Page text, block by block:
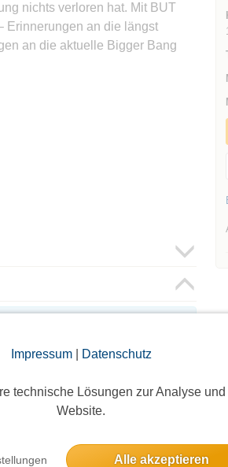
Impressum| Datenschutz
technische Lösungen zur Analyse
Website.
Alle akzeptieren
nichts verloren hat. Mit BUT
Erinnerungen an die längst
an die aktuelle Bigger Bang
Log dich ein oder melde dich